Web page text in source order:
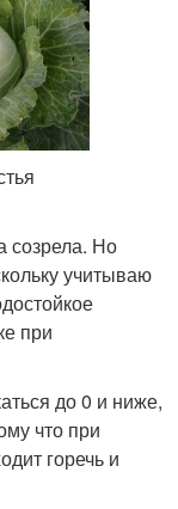
созрела. Но
учитываю
при
до 0 и ниже,
что при
горечь и